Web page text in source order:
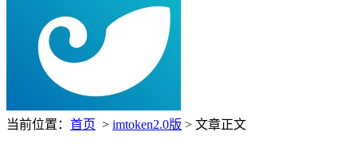
当前位置： 首页 > imtoken2.0版 > 文章正文